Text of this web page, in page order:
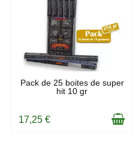
EN STOCK
Pack de 25 boites de super
hit 10 gr
17,25 €